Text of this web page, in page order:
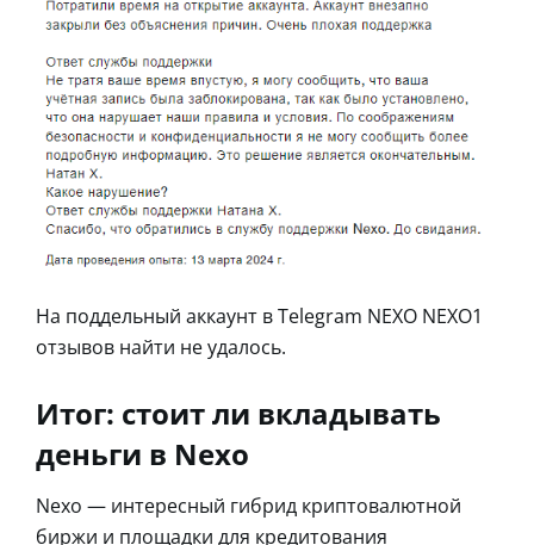
На поддельный аккаунт в Telegram NEXO NEXO1
отзывов найти не удалось.
Итог: стоит ли вкладывать
деньги в Nexo
Nexo — интересный гибрид криптовалютной
биржи и площадки для кредитования